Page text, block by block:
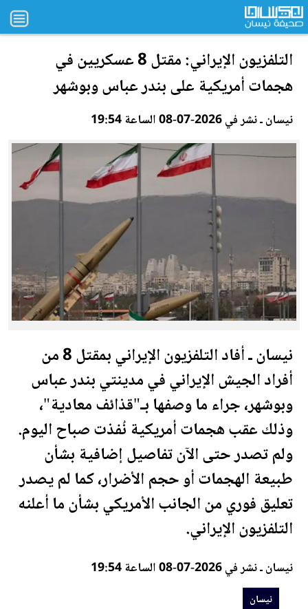
التلفزي
ون الإيراني: مقتل 8 عسكريين في
هجمات أمريكية على بندر عباس وبوشهر
نيسان ـ نشر في 2026-07-08 الساعة 19:54
نيسان ـ أفاد التلفزيون الإيراني بمقتل 8 من
أفراد الجيش الإيراني في مدينتي بندر عباس
وبوشهر، جراء ما وصفها بـ"قذائف معادية"،
وذلك عقب هجمات أمريكية نُفذت صباح اليوم.
ولم تصدر حتى الآن تفاصيل إضافية بشأن
طبيعة الهجمات أو حجم الأضرار، كما لم يصدر
تعليق فوري من الجانب الأمريكي بشأن ما أعلنه
التلفزيون الإيراني.
نيسان ـ نشر في 2026-07-08 الساعة 19:54
نيسان